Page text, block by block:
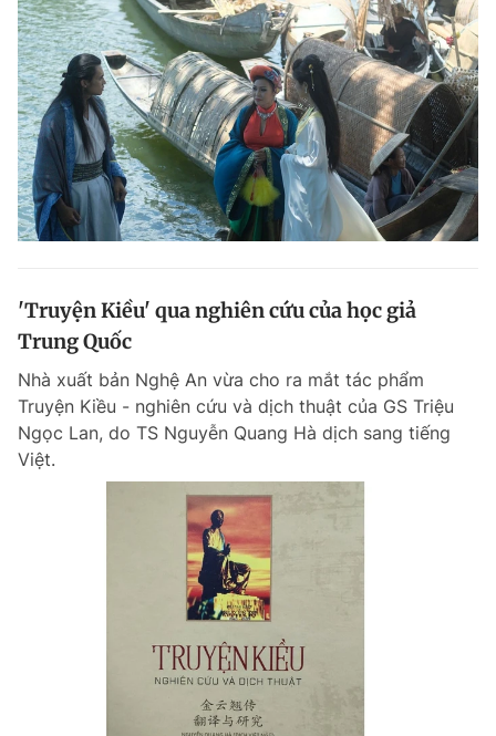
'Truyện Kiều' qua nghiên cứu của học giả
Trung Quốc
Nhà xuất bản Nghệ An vừa cho ra mắt tác phẩm
Truyện Kiều - nghiên cứu và dịch thuật của GS Triệu
Ngọc Lan, do TS Nguyễn Quang Hà dịch sang tiếng
Việt.